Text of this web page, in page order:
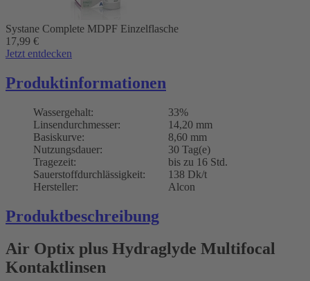
Systane Complete MDPF Einzelflasche
17,99 €
Jetzt entdecken
Produktinformationen
Wassergehalt:
33%
Linsendurchmesser:
14,20 mm
Basiskurve:
8,60 mm
Nutzungsdauer:
30 Tag(e)
Tragezeit:
bis zu 16 Std.
Sauerstoffdurchlässigkeit:
138 Dk/t
Hersteller:
Alcon
Produktbeschreibung
Air Optix plus Hydraglyde Multifocal
Kontaktlinsen